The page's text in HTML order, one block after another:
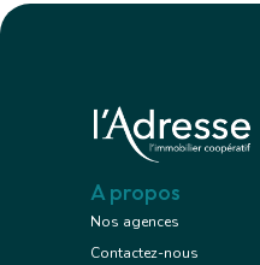
A propos
Nos agences
Contactez-nous